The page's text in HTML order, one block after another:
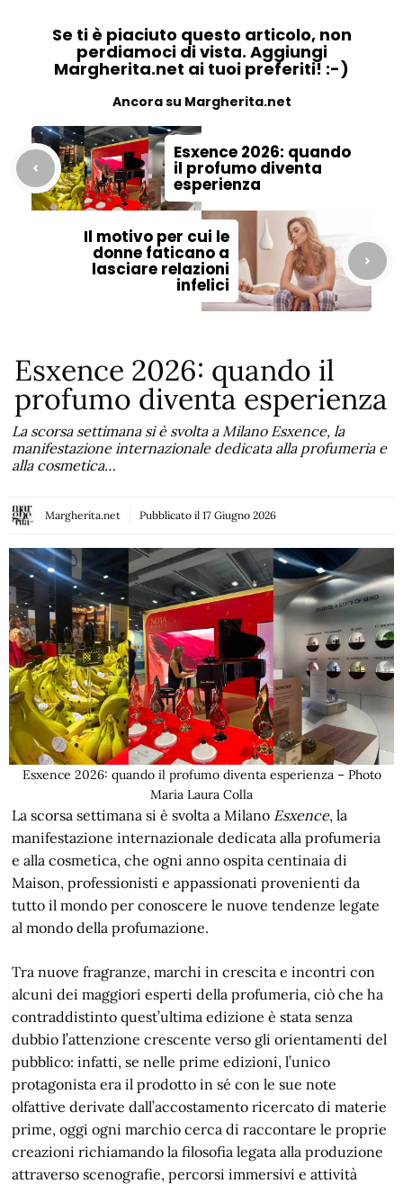
Se ti è piaciuto questo articolo, non
perdiamoci di vista. Aggiungi
Margherita.net ai tuoi preferiti! :-)
Ancora su Margherita.net
Esxence 2026: quando
il profumo diventa
esperienza
Il motivo per cui le
donne faticano a
lasciare relazioni
infelici
Esxence 2026: quando il
profumo diventa esperienza
La scorsa settimana si è svolta a Milano Esxence, la
manifestazione internazionale dedicata alla profumeria e
alla cosmetica…
Margherita.net Pubblicato il 17 Giugno 2026
Esxence 2026: quando il profumo diventa esperienza – Photo
Maria Laura Colla
La scorsa settimana si è svolta a Milano Esxence, la
manifestazione internazionale dedicata alla profumeria
e alla cosmetica, che ogni anno ospita centinaia di
Maison, professionisti e appassionati provenienti da
tutto il mondo per conoscere le nuove tendenze legate
al mondo della profumazione.
Tra nuove fragranze, marchi in crescita e incontri con
alcuni dei maggiori esperti della profumeria, ciò che ha
contraddistinto quest’ultima edizione è stata senza
dubbio l’attenzione crescente verso gli orientamenti del
pubblico: infatti, se nelle prime edizioni, l’unico
protagonista era il prodotto in sé con le sue note
olfattive derivate dall’accostamento ricercato di materie
prime, oggi ogni marchio cerca di raccontare le proprie
creazioni richiamando la filosofia legata alla produzione
attraverso scenografie, percorsi immersivi e attività